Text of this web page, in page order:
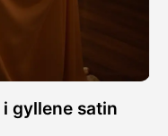
gyllene satin